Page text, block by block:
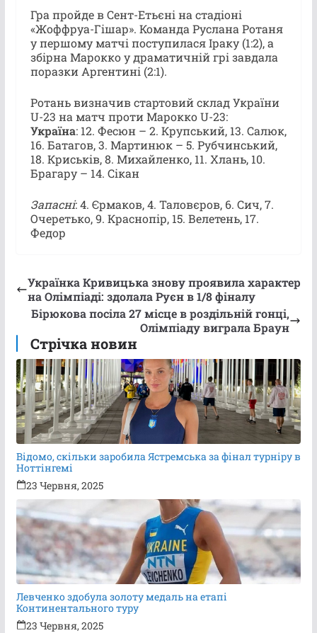
Гра пройде в Сент-Етьєні на стадіоні
«Жоффруа-Гішар». Команда Руслана Ротаня
у першому матчі поступилася Іраку (1:2), а
збірна Марокко у драматичній грі завдала
поразки Аргентині (2:1).
Ротань визначив стартовий склад України
U-23 на матч проти Марокко U-23:
Україна: 12. Фесюн – 2. Крупський, 13. Салюк,
16. Батагов, 3. Мартинюк – 5. Рубчинський,
18. Криськів, 8. Михайленко, 11. Хлань, 10.
Брагару – 14. Сікан
Запасні: 4. Єрмаков, 4. Таловєров, 6. Сич, 7.
Очеретько, 9. Краснопір, 15. Велетень, 17.
Федор
Українка Кривицька знову проявила характер
на Олімпіаді: здолала Руєн в 1/8 фіналу
Бірюкова посіла 27 місце в роздільній гонці,
Олімпіаду виграла Браун
Стрічка новин
Відомо, скільки заробила Ястремська за фінал турніру в
Ноттінгемі
23 Червня, 2025
Левченко здобула золоту медаль на етапі
Континентального туру
23 Червня, 2025